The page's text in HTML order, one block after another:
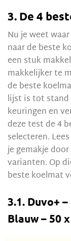
3. De 4
Nu je weet
naar de beste
een stuk
makkelijker te
de beste
lijst is tot stand
keuringen en
deze test de 4
selecteren.
je gemakje
varianten. Op
beste koelmat
3.1. Duvo+
Blauw – 50